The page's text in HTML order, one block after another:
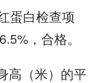
蛋白检查项
，合格。
高（米）的平